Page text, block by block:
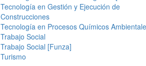
Tecnología en Gestión y Ejecución de
Construcciones
Tecnología en Procesos Químicos
Trabajo Social
Trabajo Social [Funza]
Turismo